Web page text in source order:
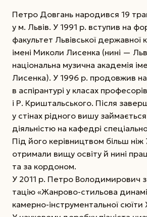
Петро Довгань народився 19
у м. Львів. У 1991 р. вступив на
факультет Львівської державної
імені Миколи Лисенка (нині —
національна музична академія
Лисенка). У 1996 р. продовжив
в аспірантурі у класах
і Р. Криштальського. Після
у стінах рідного вишу
діяльністю на кафедрі
Під його керівництвом більш ніж
отримали вищу освіту й нині
та за кордоном.
У 2011 р. Петро Володимирович
тацію «Жанрово-стильова
камерно-інструментальної сюїти